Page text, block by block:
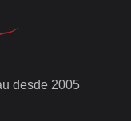
desde 2005